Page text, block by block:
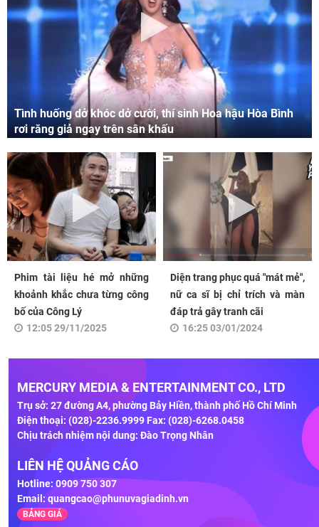
Tình huống dở khóc dở cười, thí sinh Hoa hậu Hòa Bình
rơi răng giả ngay trên sân khấu
Phim tài liệu hé mở những
khoảnh khắc chưa từng công
bố của Công Lý
12:05 29/11/2025
Diện trang phục quá "mát mẻ",
nữ ca sĩ bị chỉ trích và màn
đáp trả gây tranh cãi
16:25 03/01/2024
MERCURY MEDIA & ENTERTAINMENT CO., LTD
Trụ sở: 27 đường A4, phường Bảy Hiền, thành phố Hồ Chí Minh
Điện thoại: (028)-2236.9999 Fax: (028)-6268.0458
Chịu trách nhiệm nội dung: Đào Trọng Nhân
LIÊN HỆ QUẢNG CÁO
Hotline: 0909 750 307
Email: quangcao@phunuvagiadinh.vn
BẢNG GIÁ